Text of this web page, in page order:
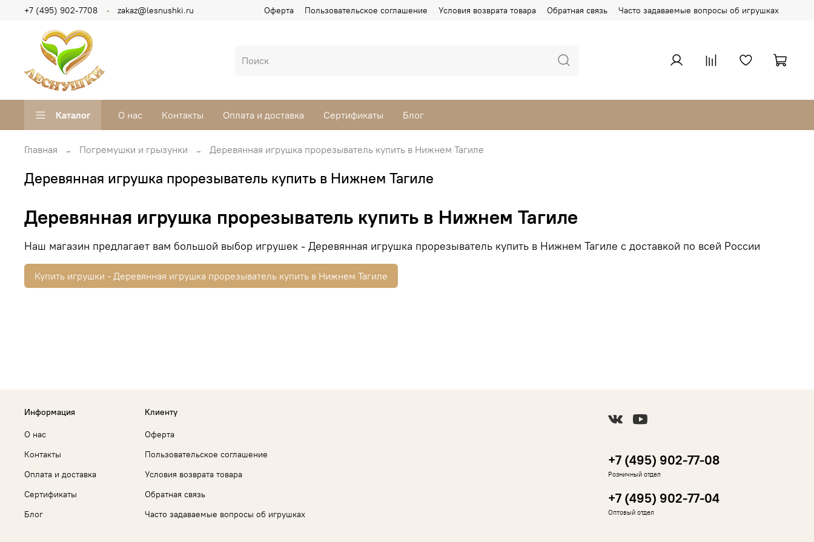
Оферта Пользовательское соглашение Условия возврата товара Обратная связь Часто задаваемые вопросы об игрушках
+7 (495) 902-7708 zakaz@lesnushki.ru
Каталог О нас Контакты Оплата и доставка Сертификаты Блог
Главная Погремушки и грызунки Деревянная игрушка прорезыватель купить в Нижнем Тагиле
Деревянная игрушка прорезыватель купить в Нижнем Тагиле
Деревянная игрушка прорезыватель купить в Нижнем Тагиле
Наш магазин предлагает вам большой выбор игрушек - Деревянная игрушка прорезыватель купить в Нижнем Тагиле с доставкой по всей России
Купить игрушки - Деревянная игрушка прорезыватель купить в Нижнем Тагиле
Информация
О нас
Контакты
Оплата и доставка
Сертификаты
Блог
Клиенту
Оферта
Пользовательское соглашение
Условия возврата товара
Обратная связь
Часто задаваемые вопросы об игрушках
+7 (495) 902-77-08
Розничный отдел
+7 (495) 902-77-04
Оптовый отдел